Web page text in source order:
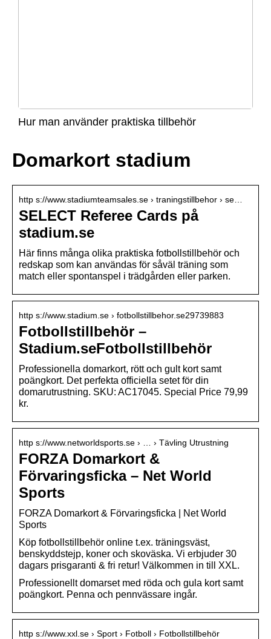
Hur man använder praktiska tillbehör
Domarkort stadium
http s://www.stadiumteamsales.se › traningstillbehor › se…
SELECT Referee Cards på
stadium.se
Här finns många olika praktiska fotbollstillbehör och
redskap som kan användas för såväl träning som
match eller spontanspel i trädgården eller parken.
http s://www.stadium.se › fotbollstillbehor.se29739883
Fotbollstillbehör –
Stadium.seFotbollstillbehör
Professionella domarkort, rött och gult kort samt
poängkort. Det perfekta officiella setet för din
domarutrustning. SKU: AC17045. Special Price 79,99
kr.
http s://www.networldsports.se › … › Tävling Utrustning
FORZA Domarkort &
Förvaringsficka – Net World
Sports
FORZA Domarkort & Förvaringsficka | Net World
Sports
Köp fotbollstillbehör online t.ex. träningsväst,
benskyddstejp, koner och skoväska. Vi erbjuder 30
dagars prisgaranti & fri retur! Välkommen in till XXL.
Professionellt domarset med röda och gula kort samt
poängkort. Penna och pennvässare ingår.
http s://www.xxl.se › Sport › Fotboll › Fotbollstillbehör